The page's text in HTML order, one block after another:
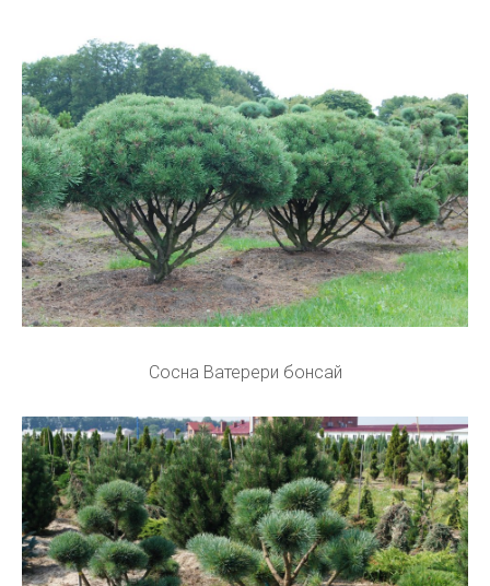
Сосна Ватерери бонсай